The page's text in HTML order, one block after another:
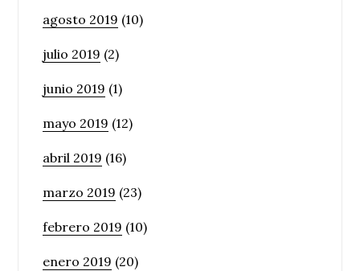
agosto 2019 (10)
julio 2019 (2)
junio 2019 (1)
mayo 2019 (12)
abril 2019 (16)
marzo 2019 (23)
febrero 2019 (10)
enero 2019 (20)